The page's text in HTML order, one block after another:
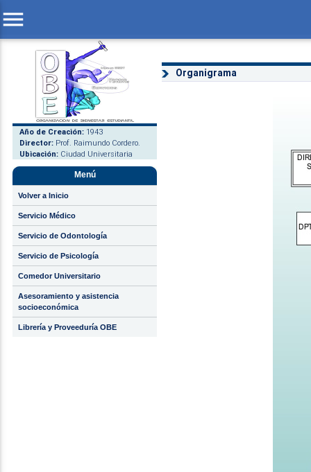
menu
Año de Creación: 1943
Director: Prof. Raimundo Cordero.
Ubicación: Ciudad Universitaria
Menú
Volver a Inicio
Servicio Médico
Servicio de Odontología
Servicio de Psicología
Comedor Universitario
Asesoramiento y asistencia
socioeconómica
Librería y Proveeduría OBE
Organigrama